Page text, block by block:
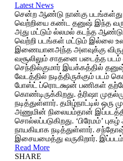
Latest News
சென்ற ஆண்டு நான்கு படங்கள்து
வெற்றியை கண்ட தனுஷ் இந்த
அது மட்டும் ல்லமல் கடந்த ஆண்டு
வெற்றி படங்கள் மட்டும் இல்லை
இணையானஅந்த அளவுக்கு
வசூலிலும் சாதனை படைத்த
செந்தில்குமார் இயக்கத்தில்
வேடத்தில் நடித்திருக்கும் படம்
போஸ்ட் ப்ரொடக்ஷன் பணிகள்
கொண்டிருக்கிறது. த்ரிஷா
நடித்துள்ளார். தமிழ்நாட்டில் ஒரு
அணுமின் நிலையம்தான்
சொல்லப்படுகிறது. ‘பிரேமம்’
நாயகியாக நடித்துள்ளார்.
இசையமைத்து வருகிறார்.
Read More
SHARE